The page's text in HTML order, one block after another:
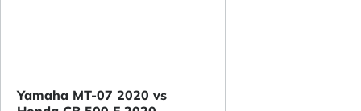
Yamaha MT-07 2020 vs